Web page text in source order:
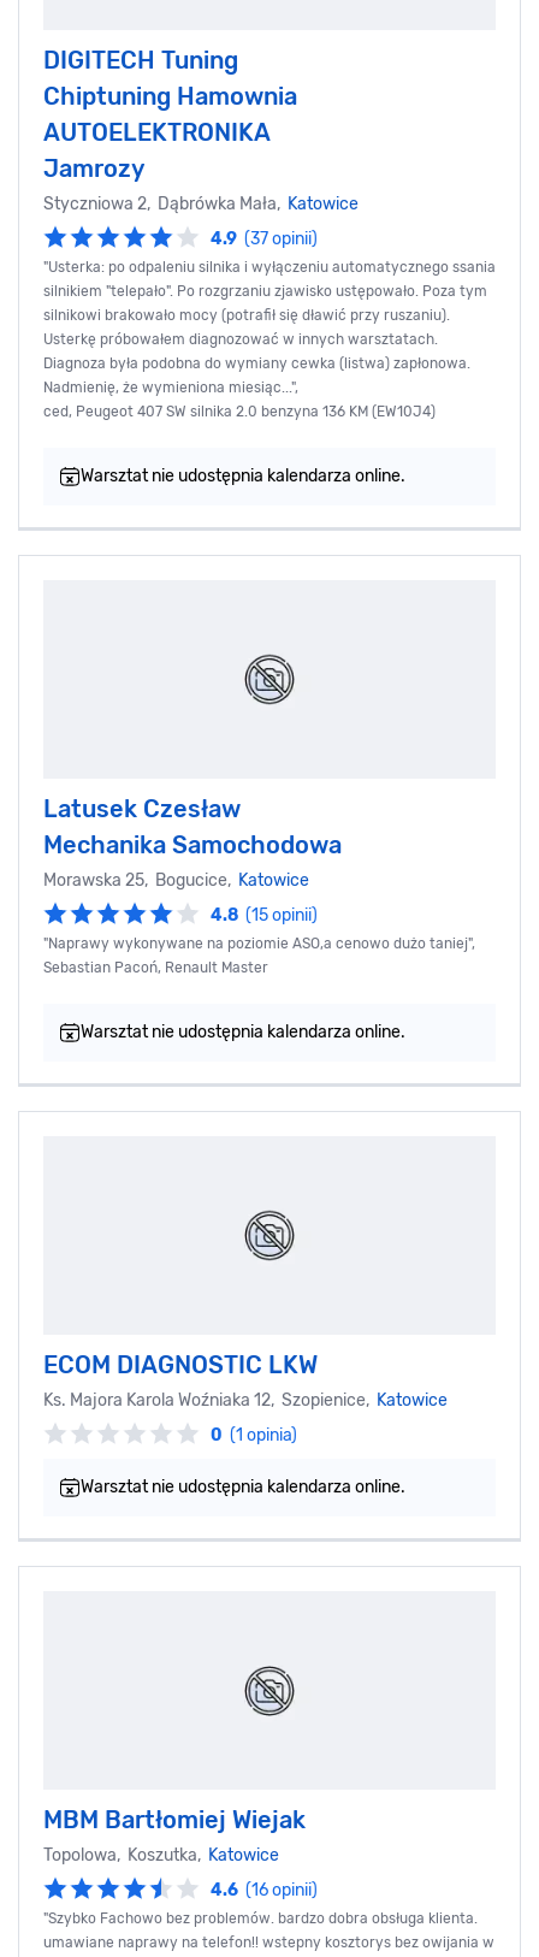
DIGITECH Tuning
Chiptuning Hamownia
AUTOELEKTRONIKA
Jamrozy
Styczniowa 2, Dąbrówka Mała, Katowice
4.9 (37 opinii)
"Usterka: po odpaleniu silnika i wyłączeniu automatycznego ssania
silnikiem "telepało". Po rozgrzaniu zjawisko ustępowało. Poza tym
silnikowi brakowało mocy (potrafił się dławić przy ruszaniu).
Usterkę próbowałem diagnozować w innych warsztatach.
Diagnoza była podobna do wymiany cewka (listwa) zapłonowa.
Nadmienię, że wymieniona miesiąc...",
ced, Peugeot 407 SW silnika 2.0 benzyna 136 KM (EW10J4)
Warsztat nie udostępnia kalendarza online.
Latusek Czesław
Mechanika Samochodowa
Morawska 25, Bogucice, Katowice
4.8 (15 opinii)
"Naprawy wykonywane na poziomie ASO,a cenowo dużo taniej",
Sebastian Pacoń, Renault Master
Warsztat nie udostępnia kalendarza online.
ECOM DIAGNOSTIC LKW
Ks. Majora Karola Woźniaka 12, Szopienice, Katowice
0 (1 opinia)
Warsztat nie udostępnia kalendarza online.
MBM Bartłomiej Wiejak
Topolowa, Koszutka, Katowice
4.6 (16 opinii)
"Szybko Fachowo bez problemów. bardzo dobra obsługa klienta.
umawiane naprawy na telefon!! wstepny kosztorys bez owijania w